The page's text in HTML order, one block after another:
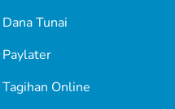
Dana Tunai
Paylater
Tagihan Online